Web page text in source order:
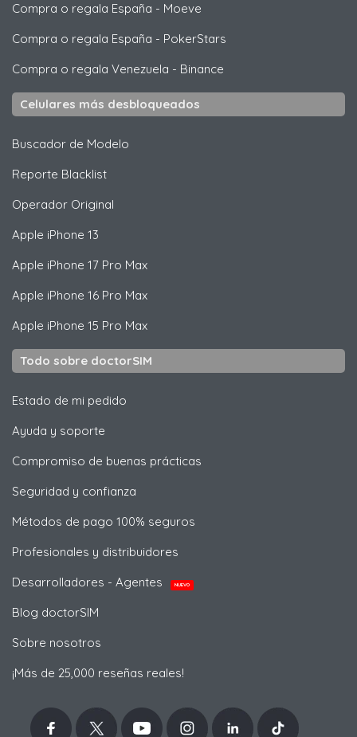
Compra o regala España - Moeve
Compra o regala España - PokerStars
Compra o regala Venezuela - Binance
Celulares más desbloqueados
Buscador de Modelo
Reporte Blacklist
Operador Original
Apple iPhone 13
Apple iPhone 17 Pro Max
Apple iPhone 16 Pro Max
Apple iPhone 15 Pro Max
Todo sobre doctorSIM
Estado de mi pedido
Ayuda y soporte
Compromiso de buenas prácticas
Seguridad y confianza
Métodos de pago 100% seguros
Profesionales y distribuidores
Desarrolladores - Agentes
NUEVO
Blog doctorSIM
Sobre nosotros
¡Más de 25,000 reseñas reales!